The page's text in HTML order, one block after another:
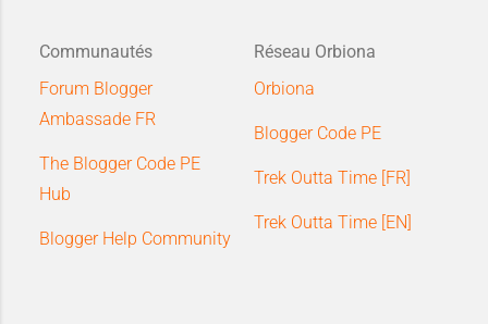
Communautés
Forum Blogger
Ambassade FR
The Blogger Code PE
Hub
Blogger Help Community
Réseau Orbiona
Orbiona
Blogger Code PE
Trek Outta Time [FR]
Trek Outta Time [EN]